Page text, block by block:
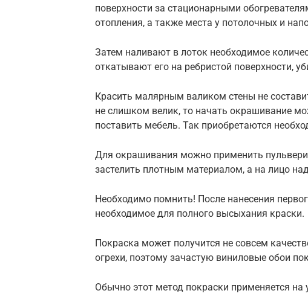
поверхности за стационарными
отопления, а также места у потолочных и
Затем наливают в лоток необходимое
откатывают его на ребристой поверхности,
Красить малярным валиком стены не
не слишком велик, то начать окрашивание
поставить мебель. Так приобретаются
Для окрашивания можно применить
застелить плотным материалом, а на лицо
Необходимо помнить! После нанесения
необходимое для полного высыхания краски.
Покраска может получится не совсем
огрехи, поэтому зачастую виниловые обои
Обычно этот метод покраски применяется на